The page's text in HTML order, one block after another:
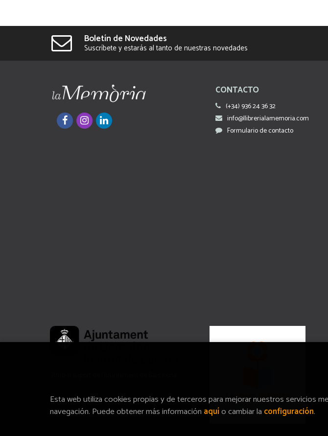
Boletín de Novedades
Suscríbete y estarás al tanto de nuestras novedades
CONTACTO
(+34) 936 24 36 32
info@llibrerialamemoria.com
Formulario de contacto
Esta web utiliza cookies propias y de terceros para mejorar nuestros servicios
navegación. Puede obtener más información aquío cambiar la configuración.